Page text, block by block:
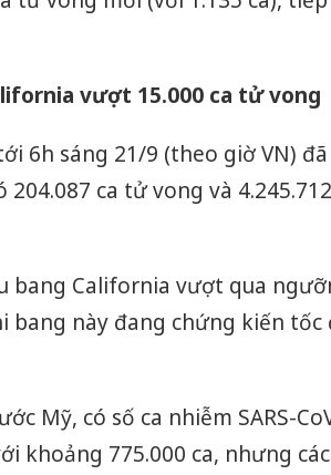
vượt 15.000 ca tử vong
6h sáng 21/9 (theo giờ VN)
ca tử vong và
bang California vượt qua
bang này đang chứng kiến tốc
Mỹ, có số ca nhiễm SARS-
khoảng 775.000 ca, nhưng